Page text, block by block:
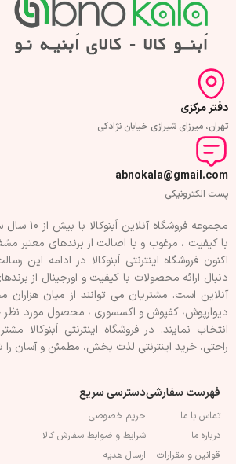
دفتر مرکزی
تهران، میرزای شیرازی خیابان نژادکی
abnokala@gmail.com
پست الکترونیکی
مجموعه
با کيفيت ، مرغوب و با اصالت از برندهای معتبر
اکنون فروشگاه اینترنتی اَبنوکالا در ادامه اين
دنبال ارائه محصولات با کيفيت و اورجينال از
آنلاين است. مشتريان می توانند از ميان
دیوارپوش، کفپوش و اکسسوری ، محصول مورد نظر
انتخاب نمايند. در فروشگاه اینترنتی اَبنوکالا
راحتی، خرید اینترنتی لذت بخش، مطمئن و آسان را
فهرست سفارشی
تماس با ما
درباره ما
قوانین و مقرارات
دسترسی سریع
حریم خصوصی
شرایط و ضوابط سفارش کالا
ارسال هدیه